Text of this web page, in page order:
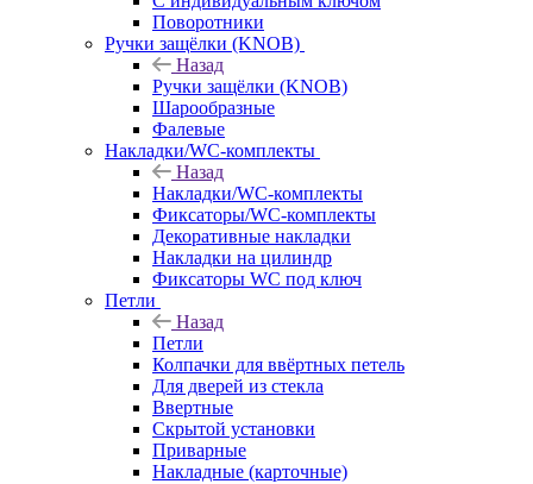
Поворотники
Ручки защёлки (KNOB)
Назад
Ручки защёлки (KNOB)
Шарообразные
Фалевые
Накладки/WC-комплекты
Назад
Накладки/WC-комплекты
Фиксаторы/WC-комплекты
Декоративные накладки
Накладки на цилиндр
Фиксаторы WC под ключ
Петли
Назад
Петли
Колпачки для ввёртных петель
Для дверей из стекла
Ввертные
Скрытой установки
Приварные
Накладные (карточные)